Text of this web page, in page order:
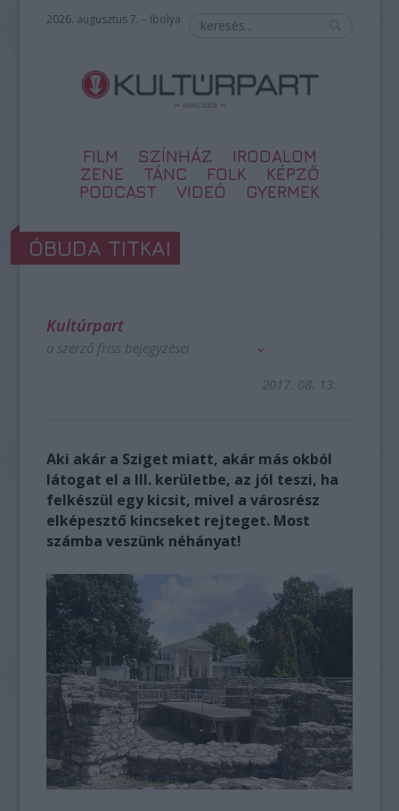
2026. augusztus 7. – Ibolya
FILM SZÍNHÁZ
IRODALOM
ZENE
TÁNC FOLK
KÉPZŐ
PODCAST
VIDEÓ GYERMEK
ÓBUDA TITKAI
Kultúrpart
a szerző friss bejegyzései
2017. 08. 13.
Aki akár a Sziget miatt, akár más okból
látogat el a III. kerületbe, az jól teszi, ha
felkészül egy kicsit, mivel a városrész
elképesztő kincseket rejteget. Most
számba veszünk néhányat!